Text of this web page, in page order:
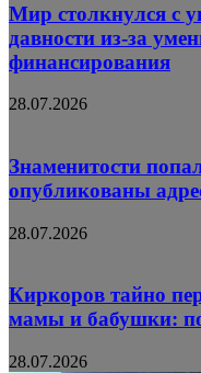
Мир столкнулся с
давности из-за
финансирования
28.07.2026
Знаменитости
опубликованы
28.07.2026
Киркоров тайно
мамы и бабушки:
28.07.2026